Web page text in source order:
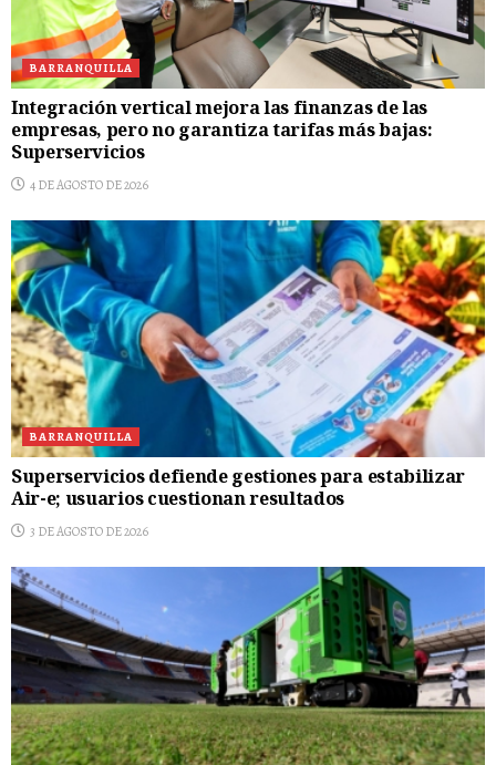
BARRANQUILLA
Integración vertical mejora las finanzas de las
empresas, pero no garantiza tarifas más bajas:
Superservicios
4 DE AGOSTO DE 2026
BARRANQUILLA
Superservicios defiende gestiones para estabilizar
Air-e; usuarios cuestionan resultados
3 DE AGOSTO DE 2026